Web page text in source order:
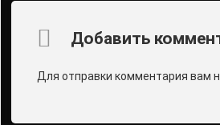
Комментарии
Добавить
Для отправки комментария вам